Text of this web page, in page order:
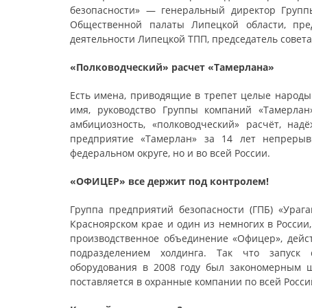
безопасности» — генеральный директор
Общественной палаты Липецкой области,
деятельности Липецкой ТПП, председатель
«Полководческий» расчет «Тамерлана»
Есть имена, приводящие в трепет целые
имя, руководство Группы компаний
амбициозность, «полководческий» расчёт,
предприятие «Тамерлан» за 14 лет
федеральном округе, но и во всей России.
«ОФИЦЕР» все держит под контролем!
Группа предприятий безопасности (ГПБ)
Красноярском крае и один из немногих в
производственное объединение «Офицер»,
подразделением холдинга. Так что запуск
оборудования в 2008 году был закономерным
поставляется в охранные компании по всей